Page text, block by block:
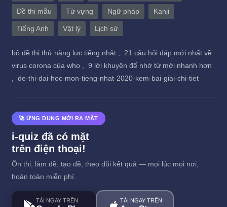
Đề thi mẫu Từ vựng Ngữ pháp Kanji
Tiếng Anh Vật lý Lịch sử
bộ đề thi thử năng lực tiếng nhật ,
21 câu hỏi đáp mới nhất về
virus corona của who ,
9 lời khuyên để nhớ từ mới nhanh hơn
de-thi-dai-hoc-mon-tieng-nhat-2020-kem-bai-giai-chi-tiet
🚀 ỨNG DỤNG MỚI RA MẮT
i-quiz đã có mặt
trên điện thoại!
Ôn thi, làm đề, tạo đề, theo dõi kết quả — mọi lúc mọi nơi,
hoàn toàn miễn phí.
TẢI NGAY TRÊN TẢI NGAY TRÊN